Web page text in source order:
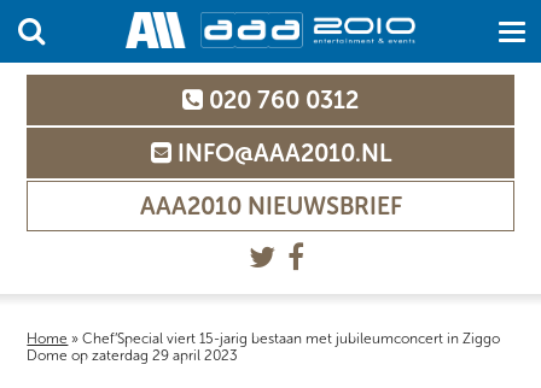
020 760 0312
INFO@AAA2010.NL
AAA2010 NIEUWSBRIEF
Home »Chef’Special viert 15-jarig bestaan met jubileumconcert in Ziggo
Dome op zaterdag 29 april 2023